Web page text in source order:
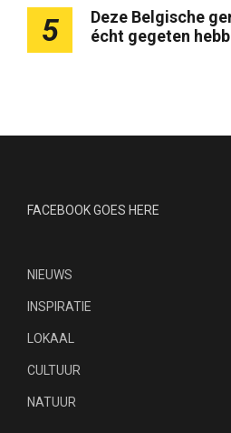
5
Deze Belgische
écht gegeten
FACEBOOK GOES HERE
NIEUWS
INSPIRATIE
LOKAAL
CULTUUR
NATUUR